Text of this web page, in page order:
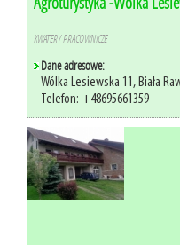
KWATERY PRACOWNICZE
Dane adresowe:
Wólka Lesiewska 11, Biała
Telefon: +48695661359